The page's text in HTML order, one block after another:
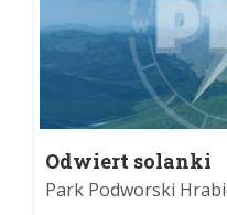
Odwiert solanki
Park Podworski